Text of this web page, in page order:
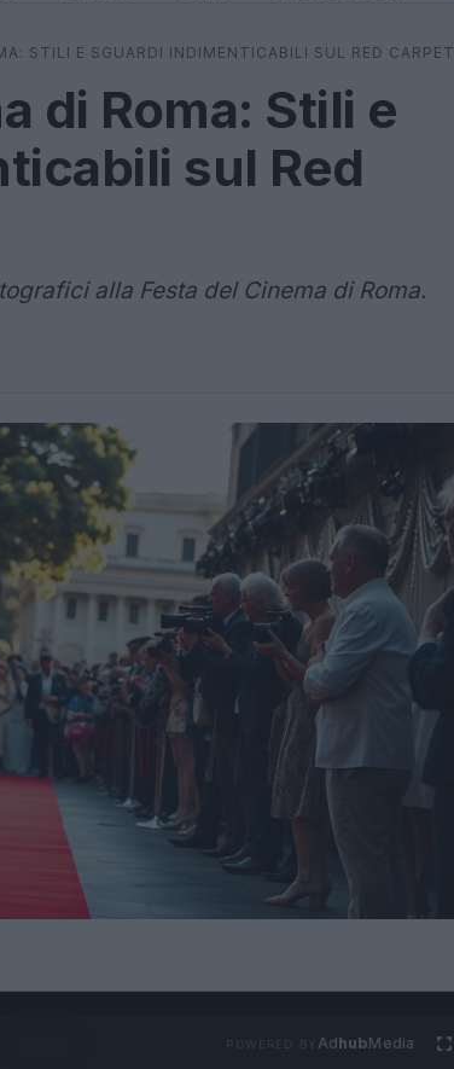
STILI E SGUARDI INDIMENTICABILI SUL RED CARPET
di Roma: Stili e
sul Red
alla Festa del Cinema di Roma.
AdhubMedia